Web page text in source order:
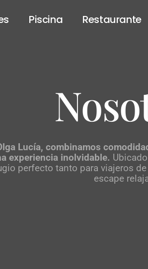
Piscina Restaurante
Lucía, combinamos
experiencia inolvidable.
perfecto tanto para viajeros
escape